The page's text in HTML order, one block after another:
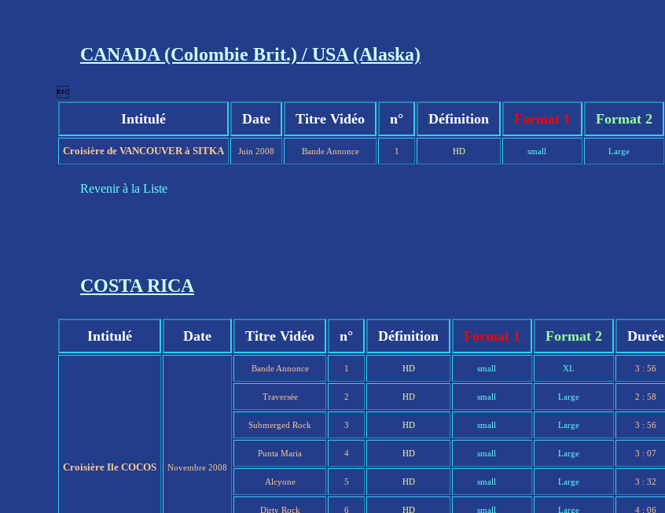
CANADA (Colombie Brit.) / USA (Alaska)

Intitulé Date Titre Vidéo n° Définition Format 1 Format 2
Croisière de VANCOUVER à SITKA Juin 2008 Bande Annonce 1 HD small Large
Revenir à la Liste
COSTA RICA
Intitulé Date Titre Vidéo n° Définition Format 1 Format 2 Durée
Croisière Ile COCOS Novembre 2008
Bande Annonce 1 HD small XL 3 : 56
Traversée 2 HD small Large 2 : 58
Submerged Rock 3 HD small Large 3 : 56
Punta Maria 4 HD small Large 3 : 07
Alcyone 5 HD small Large 3 : 32
Dirty Rock 6 HD small Large 4 : 06